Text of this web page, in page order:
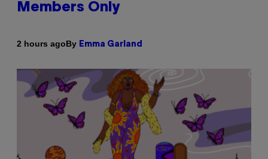
Members Only
2 hours agoBy Emma Garland